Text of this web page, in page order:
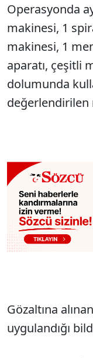
Operasyonda
makinesi, 1
makinesi, 1
aparatı, çeşitli
dolumunda
değerlendirilen
Gözaltına
uygulandığı